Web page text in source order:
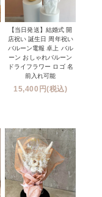
【当日発送】結婚式 開
店祝い 誕生日 周年祝い
バルーン電報 卓上 バル
ーン おしゃれバルーン
ドライフラワー ロゴ 名
前入れ可能
15,400円(税込)